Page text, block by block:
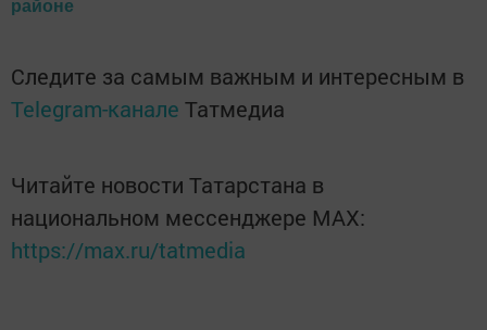
районе
Следите за самым важным и интересным в
Telegram-канале Татмедиа
Читайте новости Татарстана в
национальном мессенджере MАХ:
https://max.ru/tatmedia